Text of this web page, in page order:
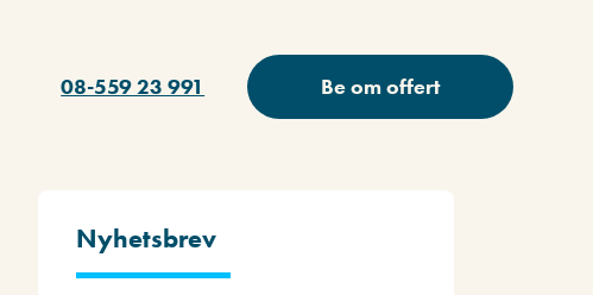
08-559 23 991 Be om offert
Nyhetsbrev